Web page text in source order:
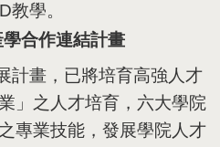
教學。
學合作連結計畫
計畫，已將培育高強人才
」之人才培育，六大學院
專業技能，發展學院人才